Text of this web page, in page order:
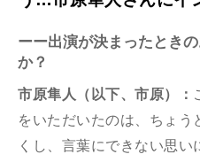
ーー出演が決まったとき
か？
市原隼人（以下、市原）：
をいただいたのは、ちょ
くし、⾔葉にできない思い